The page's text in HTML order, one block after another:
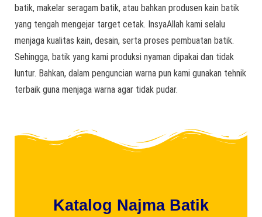
batik, makelar seragam batik, atau bahkan produsen kain batik
yang tengah mengejar target cetak. InsyaAllah kami selalu
menjaga kualitas kain, desain, serta proses pembuatan batik.
Sehingga, batik yang kami produksi nyaman dipakai dan tidak
luntur. Bahkan, dalam penguncian warna pun kami gunakan tehnik
terbaik guna menjaga warna agar tidak pudar.
Katalog Najma Batik